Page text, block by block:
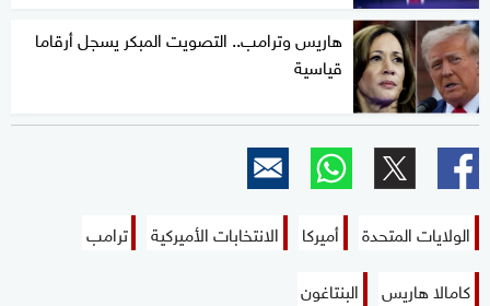
هاريس وترامب.. التصويت المبكر يسجل أرقاما
قياسية
الولايات المتحدة أميركا الانتخابات الأميركية
ترامب
كامالا هاريس
البنتاغون